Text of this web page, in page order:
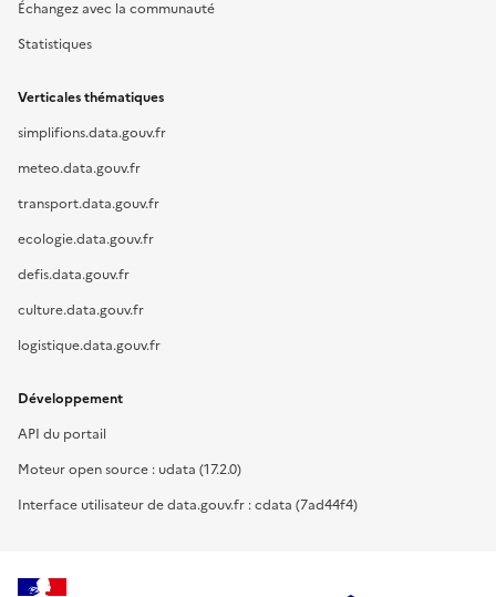
Échangez avec la communauté
Statistiques
Verticales thématiques
simplifions.data.gouv.fr
meteo.data.gouv.fr
transport.data.gouv.fr
ecologie.data.gouv.fr
defis.data.gouv.fr
culture.data.gouv.fr
logistique.data.gouv.fr
Développement
API du portail
Moteur open source : udata (17.2.0)
Interface utilisateur de data.gouv.fr : cdata (7ad44f4)